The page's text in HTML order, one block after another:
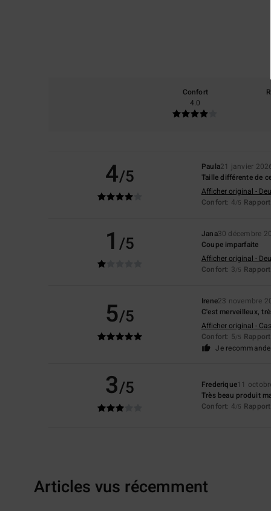
Confort
4.0
4/5 Paula21 janvier
Taille différente de
Afficher original -
Confort: 4/5
1 /5 Jana30 décembre
Coupe imparfaite
Afficher original -
Confort: 3/5
5/5
Irene23 novembre
C'est merveilleux,
Afficher original -
Confort: 5/5
Je
3/5 Frederique11
Très beau produit
Confort: 4/5
Articles vus récemment